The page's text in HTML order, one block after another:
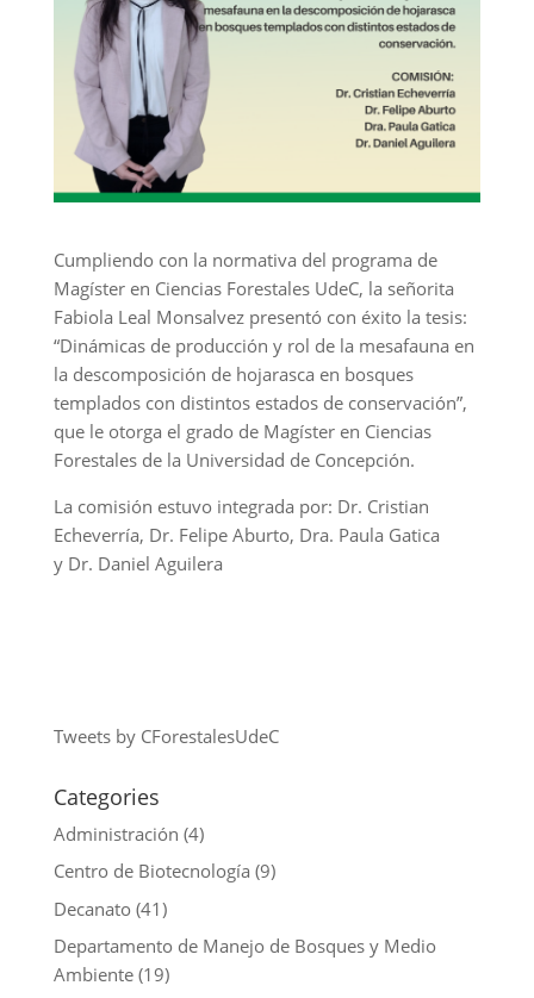
Cumpliendo con la normativa del programa de
Magíster en Ciencias Forestales UdeC, la señorita
Fabiola Leal Monsalvez presentó con éxito la tesis:
“Dinámicas de producción y rol de la mesafauna en
la descomposición de hojarasca en bosques
templados con distintos estados de conservación”,
que le otorga el grado de Magíster en Ciencias
Forestales de la Universidad de Concepción.
La comisión estuvo integrada por: Dr. Cristian
Echeverría, Dr. Felipe Aburto, Dra. Paula Gatica
y Dr. Daniel Aguilera
Tweets by CForestalesUdeC
Categories
Administración (4)
Centro de Biotecnología (9)
Decanato (41)
Departamento de Manejo de Bosques y Medio
Ambiente(19)